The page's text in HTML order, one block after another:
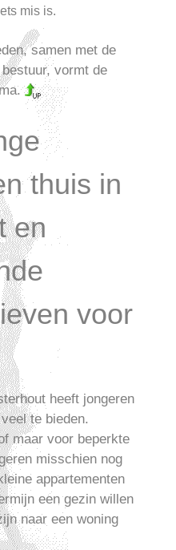
mis is.
samen met de
vormt de
thuis in
en
voor
heeft jongeren
te bieden.
maar voor beperkte
misschien nog
appartementen
een gezin willen
naar een woning